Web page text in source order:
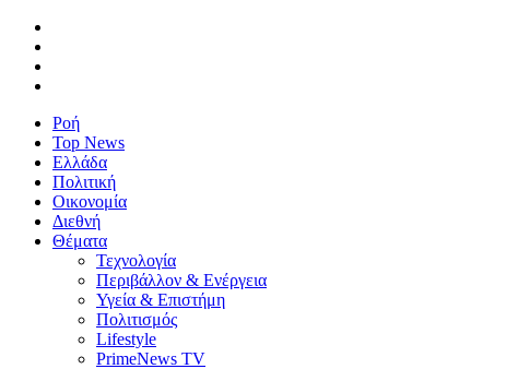
Ροή
Top News
Ελλάδα
Πολιτική
Οικονομία
Διεθνή
Θέματα
Τεχνολογία
Περιβάλλον & Ενέργεια
Υγεία & Επιστήμη
Πολιτισμός
Lifestyle
PrimeNews TV